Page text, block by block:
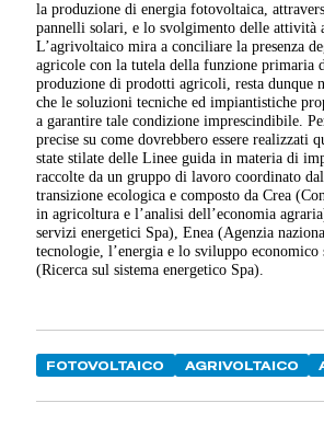
la produzione di energia fotovoltaica,
pannelli solari, e lo svolgimento delle attività
L’agrivoltaico mira a conciliare la presenza
agricole con la tutela della funzione primaria
produzione di prodotti agricoli, resta dunque
che le soluzioni tecniche ed impiantistiche
a garantire tale condizione imprescindibile.
precise su come dovrebbero essere realizzati
state stilate delle Linee guida in materia di
raccolte da un gruppo di lavoro coordinato
transizione ecologica e composto da Crea
in agricoltura e l’analisi dell’economia
servizi energetici Spa), Enea (Agenzia
tecnologie, l’energia e lo sviluppo economico
(Ricerca sul sistema energetico Spa).
FOTOVOLTAICO AGRIVOLTAICO